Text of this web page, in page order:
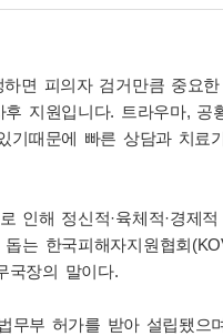
하면 피의자 검거만큼 중요
지원입니다. 트라우마, 공
기때문에 빠른 상담과 치료
인해 정신적·육체적·경제
는 한국피해자지원협회
국장의 말이다.
무부 허가를 받아 설립됐으